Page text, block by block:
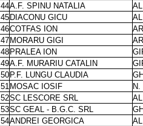
44A.F. SPINU NATALIA
45 DIACONU GICU
46COTFAS ION
47 MORARU GIGI
48 PRALEA ION
49A.F. MURARIU CATALIN
50 P.F. LUNGU CLAUDIA
51 MOSAC IOSIF
52SC LESCORE SRL
53SC GEAL - B.G.C. SRL
54ANDREI GEORGICA